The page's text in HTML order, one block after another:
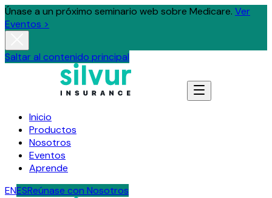
Únase a un próximo seminario web sobre Medicare. Ver
Eventos >
Saltar al contenido principal
Inicio
Productos
Nosotros
Eventos
Aprende
ENESReúnase con Nosotros